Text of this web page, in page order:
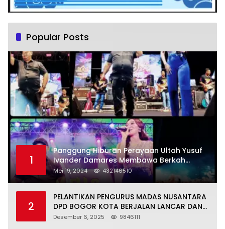
Popular Posts
1
Panggung Hiburan Perayaan Ultah Yusuf
Ivander Damares Membawa Berkah
Warga Kejapanan
Mei 19, 2024 432146510
2
PELANTIKAN PENGURUS MADAS NUSANTARA
DPD BOGOR KOTA BERJALAN LANCAR DAN
KHIDMAT
Desember 6, 2025 9846111